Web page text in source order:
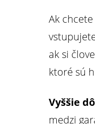
Ak
ak si
ktoré sú
Vyššie
medzi